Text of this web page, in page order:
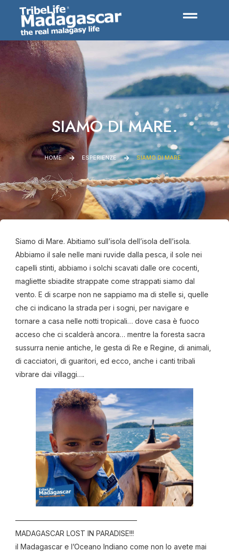
SIAMO DI MARE.
HOME ESPERIENZE SIAMO DI MARE.
Siamo di Mare. Abitiamo sull’isola dell’isola dell’isola.
Abbiamo il sale nelle mani ruvide dalla pesca, il sole nei
capelli stinti, abbiamo i solchi scavati dalle ore cocenti,
magliette sbiadite strappate come strappati siamo dal
vento. E di scarpe non ne sappiamo ma di stelle si, quelle
che ci indicano la strada per i sogni, per navigare e
tornare a casa nelle notti tropicali… dove casa è fuoco
acceso che ci scalderà ancora… mentre la foresta sacra
sussurra nenie antiche, le gesta di Re e Regine, di animali,
di cacciatori, di guaritori, ed ecco, anche i canti tribali
vibrare dai villaggi….
—————————————————
MADAGASCAR LOST IN PARADISE!!!
il Madagascar e l’Oceano Indiano come non lo avete mai